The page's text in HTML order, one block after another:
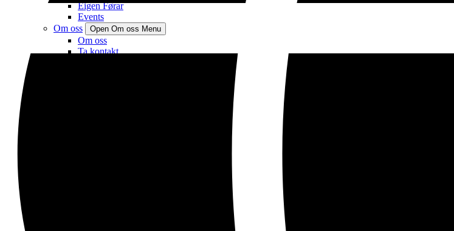
Eigen Førar
Events
Om oss
Open Om oss Menu
Om oss
Ta kontakt